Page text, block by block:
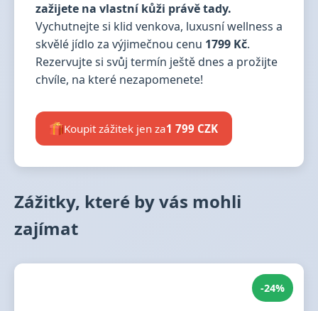
zažijete na vlastní kůži právě tady.
Vychutnejte si klid venkova, luxusní wellness a
skvělé jídlo za výjimečnou cenu 1799 Kč.
Rezervujte si svůj termín ještě dnes a prožijte
chvíle, na které nezapomenete!
Koupit zážitek jen za1 799 CZK
Zážitky, které by vás mohli
zajímat
-24%